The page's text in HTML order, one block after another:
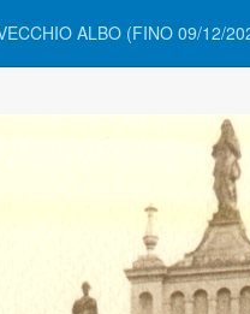
ALBO (FINO 09/12/